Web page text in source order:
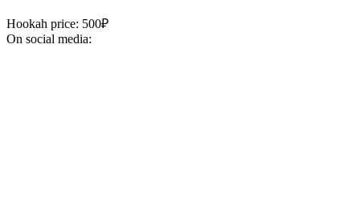
Hookah price: 500₽
On social media: